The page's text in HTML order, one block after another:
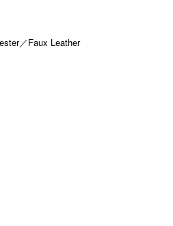
／Faux Leather